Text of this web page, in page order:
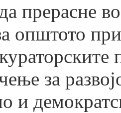
прерасне
општото
за
и